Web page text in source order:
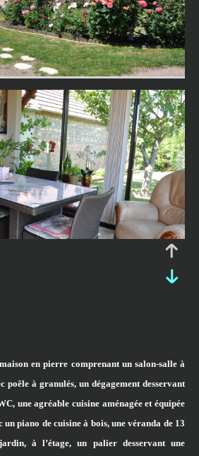
en pierre comprenant un salon-salle à
poêle à granulés, un dégagement desservant
uneagréable cuisine aménagée et équipée
un piano de cuisine à bois, une véranda de 13
à l’étage, un palier desservant une